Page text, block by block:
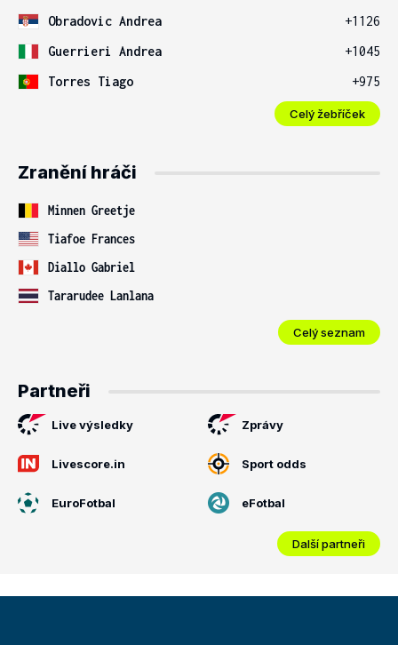
Obradovic Andrea
+1126
Guerrieri Andrea
+1045
Torres Tiago
+975
Celý žebříček
Zranění hráči
Minnen Greetje
Tiafoe Frances
Diallo Gabriel
Tararudee Lanlana
Celý seznam
Partneři
Live výsledky Zprávy
Livescore.in Sport odds
EuroFotbal eFotbal
Další partneři